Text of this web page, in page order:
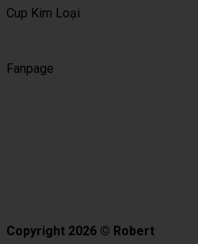
Cup Kim Loại
Fanpage
Copyright 2026 © Robert